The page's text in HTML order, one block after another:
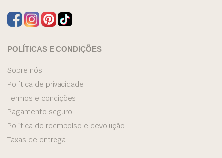
POLÍTICAS E CONDIÇÕES
Sobre nós
Política de privacidade
Termos e condições
Pagamento seguro
Política de reembolso e devolução
Taxas de entrega